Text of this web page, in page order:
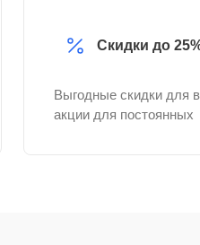
Скидки до
Выгодные скидки для
акции для постоянных